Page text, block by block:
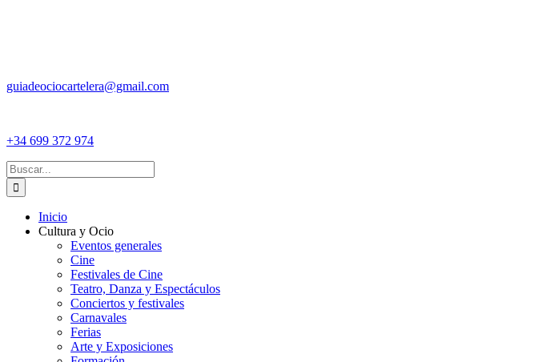
guiadeociocartelera@gmail.com
+34 699 372 974
Buscar:
Inicio
Cultura y Ocio
Eventos generales
Cine
Festivales de Cine
Teatro, Danza y Espectáculos
Conciertos y festivales
Carnavales
Ferias
Arte y Exposiciones